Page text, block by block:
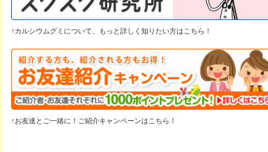
↑カルシウムグミについて、もっと詳しく知りたい方はこちら！
↑お友達とご一緒に！ご紹介キャンペーンはこちら！